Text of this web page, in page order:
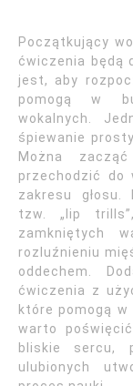
Początkujący
ćwiczenia będą
jest, aby
pomogą w
wokalnych.
śpiewanie
Można
przechodzić do
zakresu
tzw. „lip
zamkniętych
rozluźnieniu
oddechem.
ćwiczenia z
które pomogą w
warto
bliskie sercu,
ulubionych